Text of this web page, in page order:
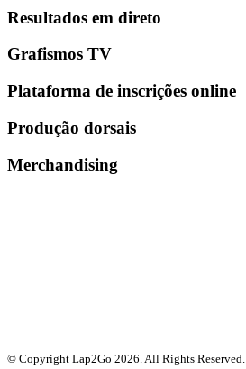
Resultados em direto
Grafismos TV
Plataforma de inscrições online
Produção dorsais
Merchandising
© Copyright Lap2Go 2026. All Rights Reserved.